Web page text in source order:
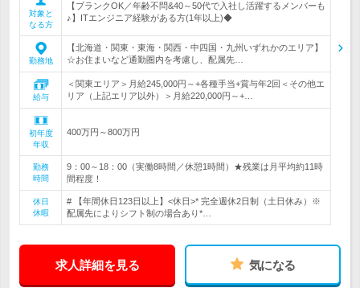
対象と
なる方
【ブランクOK／年齢不問&40～50代で入社し活躍するメンバーも
♪】ITエンジニア経験がある方(1年以上)◆
勤務地
【北海道・関東・東海・関西・中四国・九州いずれかのエリア】
☆お住まいなど通勤圏内を考慮し、配属先…
給与
＜関東エリア＞月給245,000円～+各種手当+賞与年2回＜その他エ
リア（上記エリア以外）＞月給220,000円～+…
初年度
年収
400万円～800万円
勤務
時間
9：00～18：00（実働8時間／休憩1時間）★残業は月平均約11時
間程度！
休日
休暇
# 【年間休日123日以上】<休日>* 完全週休2日制（土日休み）※
配属先によりシフト制の場合あり*…
求人詳細を見る 気になる